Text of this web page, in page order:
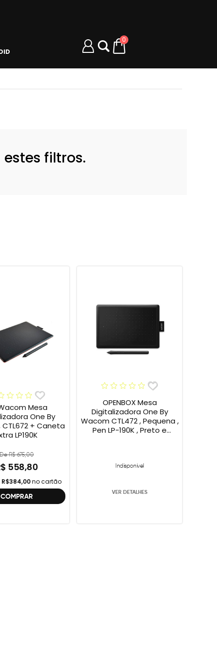
0
filtros.
Mesa
One By
+ Caneta
LP190K
De R$ 675,00
558,80
R$384,00no cartão
COMPRAR
OPENBOX Mesa
Digitalizadora One By
Wacom CTL472 , Pequena ,
Pen LP-190K , Preto e
Indisponível
VER DETALHES